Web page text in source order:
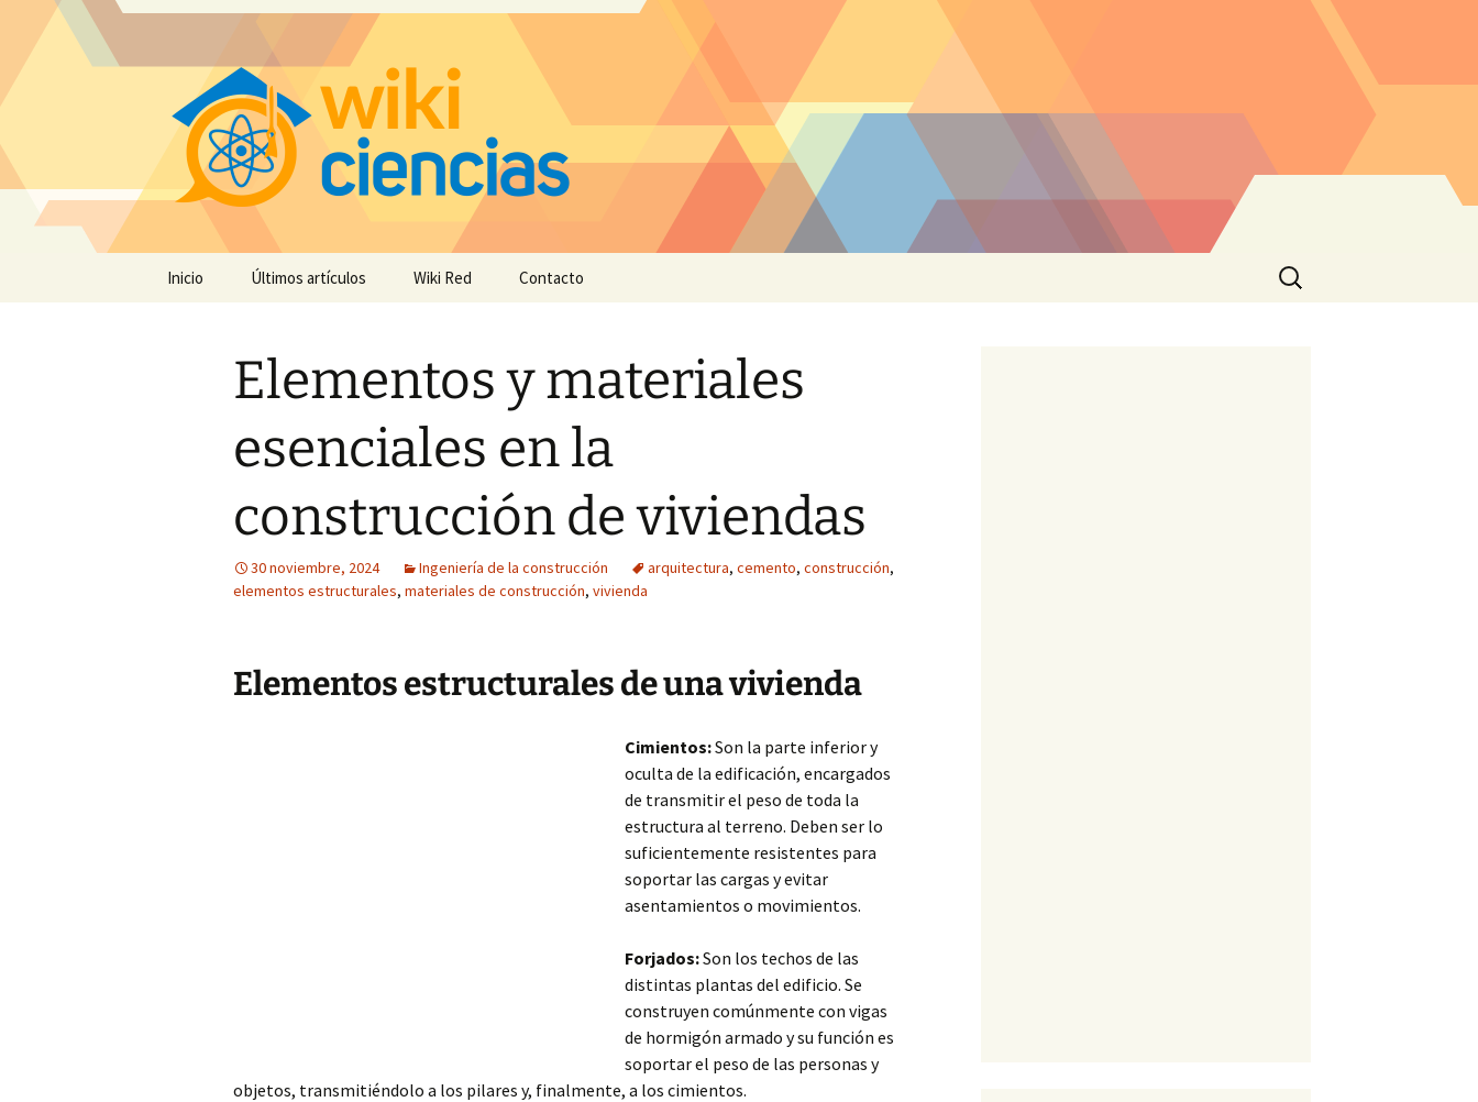
Inicio Últimos artículos Wiki Red Contacto
Buscar:
Elementos y materiales
esenciales en la
construcción de viviendas
30 noviembre, 2024 Ingeniería de la construcción arquitectura, cemento, construcción,
elementos estructurales, materiales de construcción, vivienda
Elementos estructurales de una vivienda
Cimientos:Son la parte inferior y
oculta de la edificación, encargados
de transmitir el peso de toda la
estructura al terreno. Deben ser lo
suficientemente resistentes para
soportar las cargas y evitar
asentamientos o movimientos.
Forjados:Son los techos de las
distintas plantas del edificio. Se
construyen comúnmente con vigas
de hormigón armado y su función es
soportar el peso de las personas y
objetos, transmitiéndolo a los pilares y, finalmente, a los cimientos.